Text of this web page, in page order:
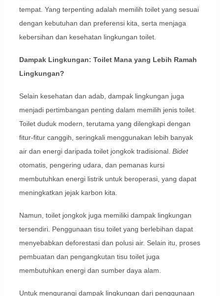
tempat. Yang terpenting adalah memilih toilet yang sesuai
dengan kebutuhan dan preferensi kita, serta menjaga
kebersihan dan kesehatan lingkungan toilet.
Dampak Lingkungan: Toilet Mana yang Lebih Ramah
Lingkungan?
Selain kesehatan dan adab, dampak lingkungan juga
menjadi pertimbangan penting dalam memilih jenis toilet.
Toilet duduk modern, terutama yang dilengkapi dengan
fitur-fitur canggih, seringkali menggunakan lebih banyak
air dan energi daripada toilet jongkok tradisional. Bidet
otomatis, pengering udara, dan pemanas kursi
membutuhkan energi listrik untuk beroperasi, yang dapat
meningkatkan jejak karbon kita.
Namun, toilet jongkok juga memiliki dampak lingkungan
tersendiri. Penggunaan tisu toilet yang berlebihan dapat
menyebabkan deforestasi dan polusi air. Selain itu, proses
pembuatan dan pengangkutan tisu toilet juga
membutuhkan energi dan sumber daya alam.
Untuk mengurangi dampak lingkungan dari penggunaan